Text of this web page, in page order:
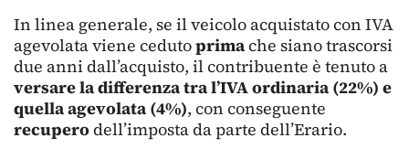
In linea generale, se il veicolo acquistato con IVA
agevolata viene cedutoprimache siano trascorsi
due anni dall’acquisto, il contribuente è tenuto a
versare la differenza tra l’IVA ordinaria (22%) e
quella agevolata (4%), con conseguente
recuperodell’imposta da parte dell’Erario.